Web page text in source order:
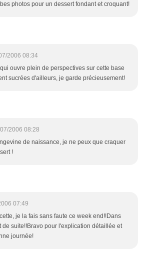
photos pour un dessert fondant et croquant!
2006 08:34
ouvre plein de perspectives sur cette base
sucrées d'ailleurs, je garde précieusement!
2006 08:28
de naissance, je ne peux que craquer
!
07:49
je la fais sans faute ce week end!!Dans
de suite!!Bravo pour l'explication détaillée et
journée!